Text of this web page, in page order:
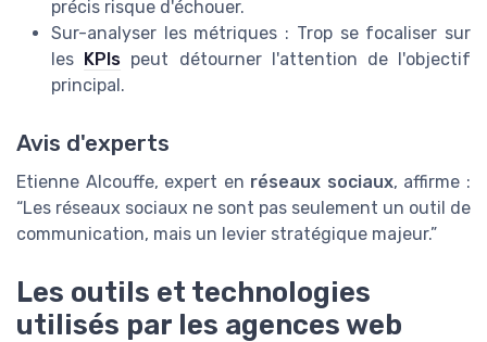
précis risque d'échouer.
Sur-analyser les métriques : Trop se focaliser sur
les KPIs peut détourner l'attention de l'objectif
principal.
Avis d'experts
Etienne Alcouffe, expert en réseaux sociaux, affirme :
“Les réseaux sociaux ne sont pas seulement un outil de
communication, mais un levier stratégique majeur.”
Les outils et technologies
utilisés par les agences web